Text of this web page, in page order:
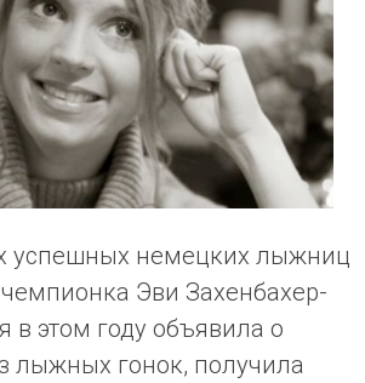
успешных немецких лыжниц
Эви Захенбахер-
в этом году объявила о
лыжных гонок, получила